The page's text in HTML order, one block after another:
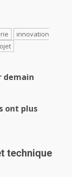
innovation
demain
ont plus
technique